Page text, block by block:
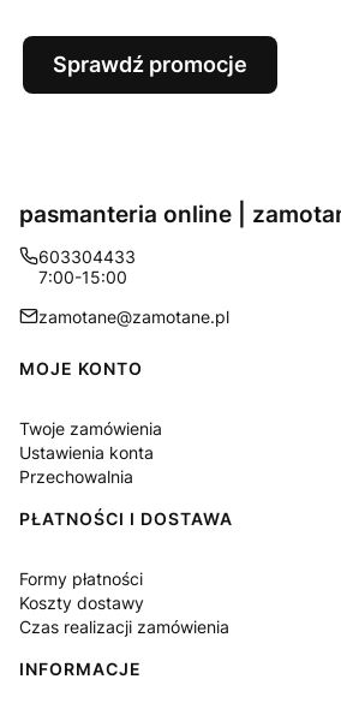
Sprawdź promocje
pasmanteria online |
603304433
7:00-15:00
zamotane@zamotane.pl
Linki w stopce
MOJE KONTO
Twoje zamówienia
Ustawienia konta
Przechowalnia
PŁATNOŚCI I DOSTAWA
Formy płatności
Koszty dostawy
Czas realizacji zamówienia
INFORMACJE